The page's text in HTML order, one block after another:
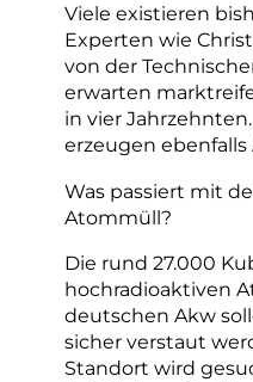
Viele existieren
Experten wie
von der
erwarten
in vier
erzeugen
Was passiert mit
Atommüll?
Die rund 27.000
hochradioaktiven
deutschen Akw
sicher verstaut
Standort wird